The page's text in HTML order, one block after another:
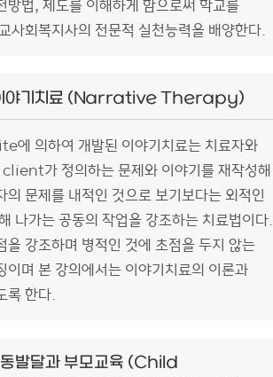
방법, 제도를 이해하게 함으로써 학교를
사회복지사의 전문적 실천능력을 배양한다.
야기치료 (Narrative Therapy)
의하여 개발된 이야기치료는 치료자와
가 정의하는 문제와 이야기를 재작성해
의 문제를 내적인 것으로 보기보다는 외적인
나가는 공동의 작업을 강조하는 치료법이다.
을 강조하며 병적인 것에 초점을 두지 않는
이며 본 강의에서는 이야기치료의 이론과
록 한다.
발달과 부모교육 (Child